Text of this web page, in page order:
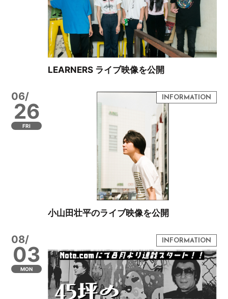
LEARNERS ライブ映像を公開
06/
26
FRI
小山田壮平のライブ映像を公開
08/
03
MON